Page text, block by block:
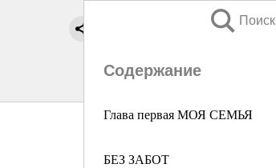
Поиск
Содержание
Глава первая МОЯ СЕМЬЯ
БЕЗ ЗАБОТ